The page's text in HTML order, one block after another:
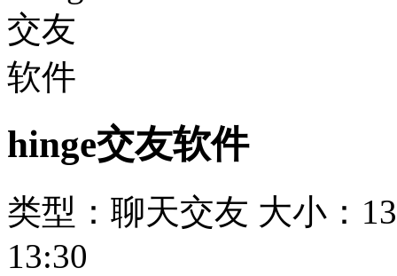
hinge交友软件
类型：聊天交友 大小：
13:30